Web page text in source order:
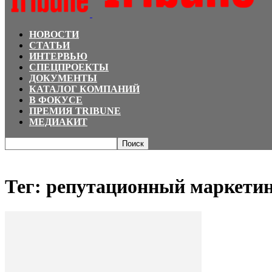
НОВОСТИ
СТАТЬИ
ИНТЕРВЬЮ
СПЕЦПРОЕКТЫ
ДОКУМЕНТЫ
КАТАЛОГ КОМПАНИЙ
В ФОКУСЕ
ПРЕМИЯ TRIBUNE
МЕДИАКИТ
Тег: репутационный